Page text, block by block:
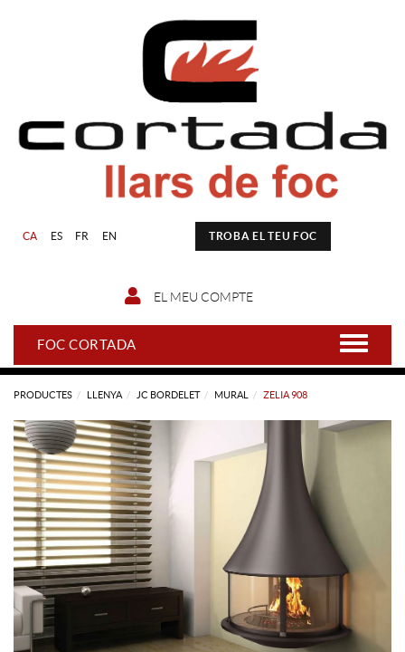
CA ES FR EN TROBA EL TEU FOC
EL MEU COMPTE
FOC CORTADA
PRODUCTES LLENYA JC BORDELET MURAL ZELIA 908